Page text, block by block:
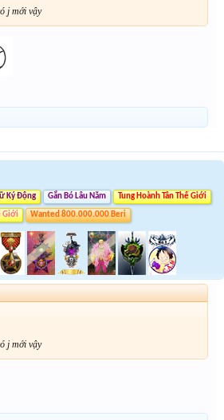
j mới vậy
Ký Động Gắn Bó Lâu Năm Tung Hoành Tân Thế Giới
Giới Wanted 800.000.000 Beri
j mới vậy